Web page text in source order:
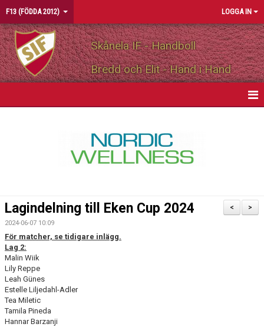
F13 (FÖDDA 2012) LOGGA IN
Skånela IF - Handboll
Bredd och Elit - Hand i Hand
TRUPPEN
BILDGALLERI
DOKUMENT
KONTAKT
>
<
Lagindelning till Eken Cup 2024
2024-06-07 10:09
För matcher, se tidigare inlägg.
Lag 2:
Malin Wiik
Lily Reppe
Leah Günes
Estelle Liljedahl-Adler
Tea Miletic
Tamila Pineda
Hannar Barzanji